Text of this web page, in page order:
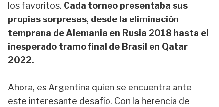
los favoritos. Cada torneo presentaba sus
propias sorpresas, desde la eliminación
temprana de Alemania en Rusia 2018 hasta el
inesperado tramo final de Brasil en Qatar
2022.
Ahora, es Argentina quien se encuentra ante
este interesante desafío. Con la herencia de